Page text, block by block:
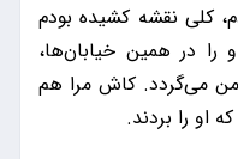
کلی نقشه کشیده بودم
را در همین خیابان‌ها،
من می‌گردد. کاش مرا هم
او را بردند.